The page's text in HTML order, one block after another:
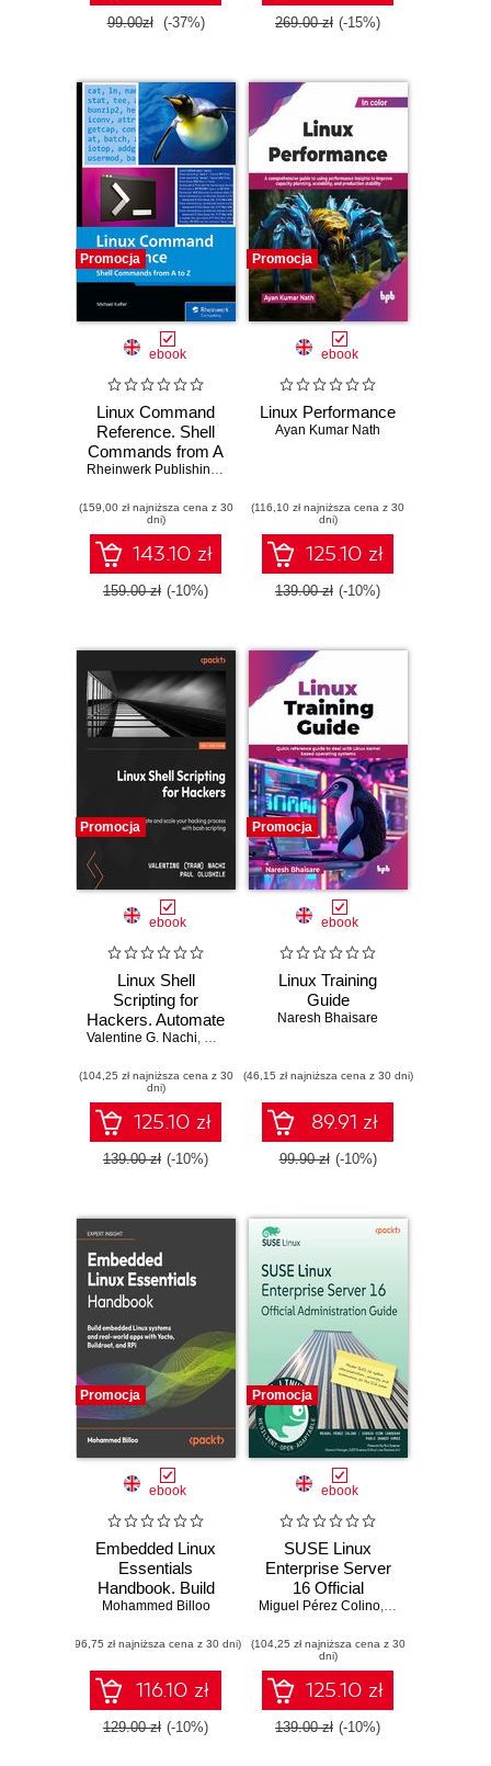
99.00zł (-37%) 269.00 zł (-15%)
Promocja
ebook
Linux Command
Reference. Shell
Commands from A
to Z
Rheinwerk Publishing,
(159,00 zł najniższa cena z 30
dni)
143.10 zł
159.00 zł (-10%)
Promocja
ebook
Linux Performance
Ayan Kumar Nath
(116,10 zł najniższa cena z 30
dni)
125.10 zł
139.00 zł (-10%)
Promocja
ebook
Linux Shell
Scripting for
Hackers. Automate
and scale your
with bash scripting
Valentine G. Nachi, Donald A. Tevault
(104,25 zł najniższa cena z 30
dni)
125.10 zł
139.00 zł (-10%)
Promocja
ebook
Linux Training
Guide
Naresh Bhaisare
(46,15 zł najniższa cena z 30 dni)
89.91 zł
99.90 zł (-10%)
Promocja
ebook
Embedded Linux
Essentials
Handbook. Build
embedded Linux
world apps with
Yocto, Buildroot,
and RPi
Mohammed Billoo
(96,75 zł najniższa cena z 30 dni)
116.10 zł
129.00 zł (-10%)
Promocja
ebook
SUSE Linux
Enterprise Server
16 Official
Administration
SLES 16 system
administration,
security, and
automation for the
SCA exam
Miguel Pérez Colino, Sergio Ocón
(104,25 zł najniższa cena z 30
dni)
125.10 zł
139.00 zł (-10%)